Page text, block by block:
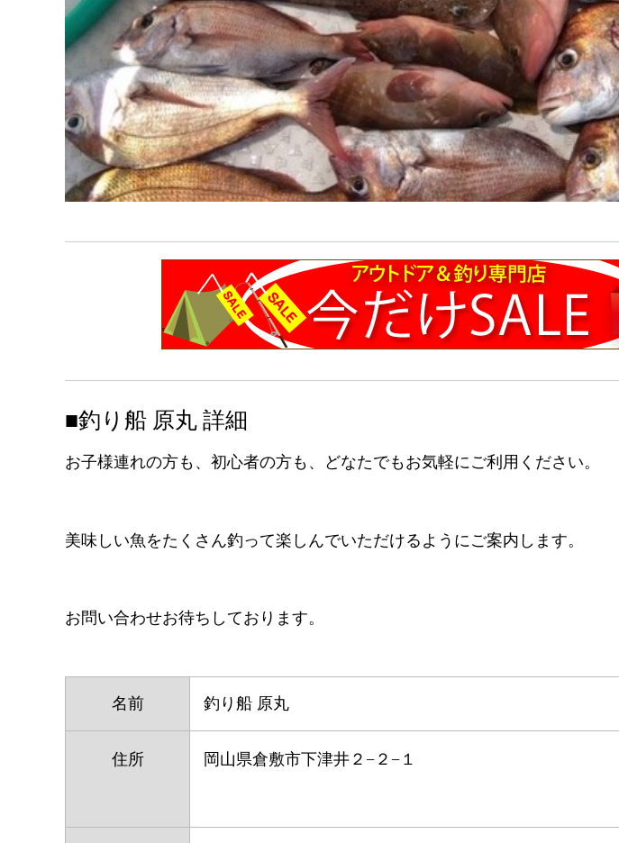
■釣り船 原丸 詳細
お子様連れの方も、初心者の方も、どなたでもお気軽にご利用ください。
美味しい魚をたくさん釣って楽しんでいただけるようにご案内します。
お問い合わせお待ちしております。
名前 釣り船 原丸
住所 岡山県倉敷市下津井２−２−１